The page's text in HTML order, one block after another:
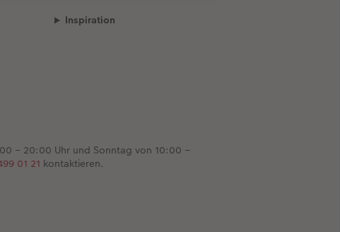
Inspiration
– 20:00 Uhr und Sonntag von 10:00 –
01 21 kontaktieren.